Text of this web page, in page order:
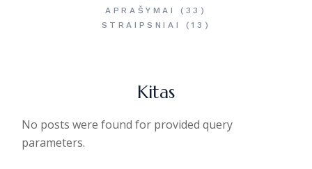
APRAŠYMAI
(33)
STRAIPSNIAI
(13)
Kitas
No posts were found for provided query
parameters.